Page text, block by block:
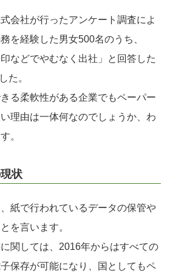
会社が行ったアンケート調査によ
を経験した男女500名のうち、
などでやむなく出社」と回答した
た。
る柔軟性がある企業でもペーパー
理由は一体何なのでしょうか、わ
。
状
紙で行われているデータの保管や
を言います。
関しては、2016年からはすべての
保存が可能になり、国としてもペ